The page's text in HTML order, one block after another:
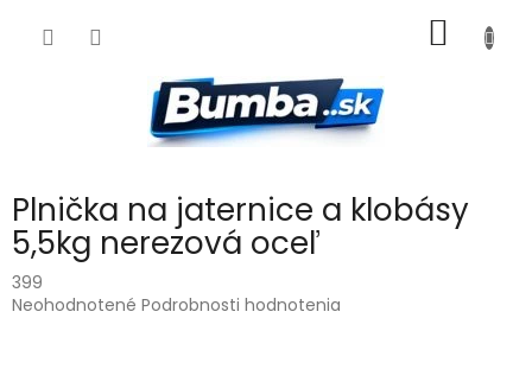
KOŠÍK
Plnička na jaternice a klobásy
5,5kg nerezová oceľ
399
Priemerné
Neohodnotené Podrobnosti hodnotenia